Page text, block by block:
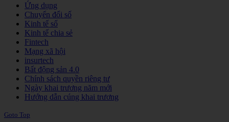
Ứng dụng
Chuyển đổi số
Kinh tế số
Kinh tế chia sẻ
Fintech
Mạng xã hội
insurtech
Bất động sản 4.0
Chính sách quyền riêng tư
Ngày khai trương năm mới
Hướng dẫn cúng khai trương
Goto Top